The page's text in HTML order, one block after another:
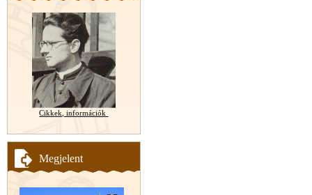
Cikkek, információk
Megjelent